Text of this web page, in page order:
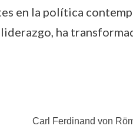
en la política
ha
Carl Ferdinand von